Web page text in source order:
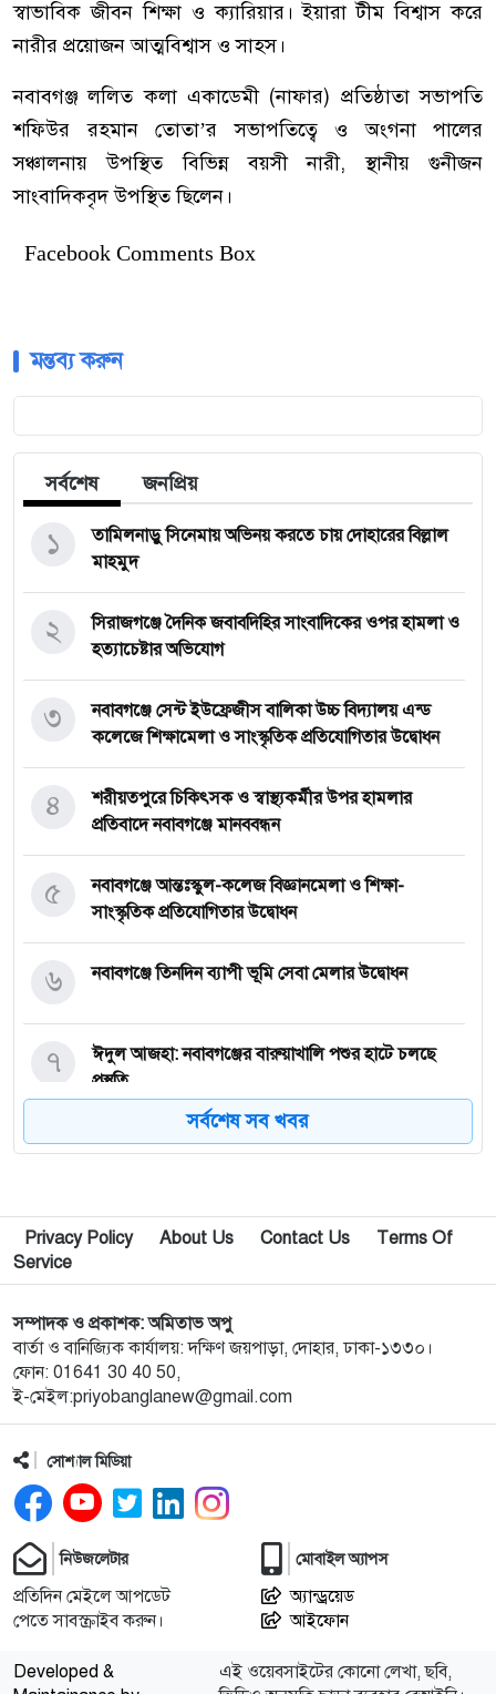
স্বাভাবিক জীবন শিক্ষা ও ক্যারিয়ার। ইয়ারা টীম বিশ্বাস করে
নারীর প্রয়োজন আত্মবিশ্বাস ও সাহস।
নবাবগঞ্জ ললিত কলা একাডেমী (নাফার) প্রতিষ্ঠাতা সভাপতি
শফিউর রহমান তোতা’র সভাপতিত্বে ও অংগনা পালের
সঞ্চালনায় উপস্থিত বিভিন্ন বয়সী নারী, স্থানীয় গুনীজন
সাংবাদিকবৃদ উপস্থিত ছিলেন।
Facebook Comments Box
মন্তব্য করুন
সর্বশেষ জনপ্রিয়
তামিলনাড়ু সিনেমায় অভিনয় করতে চায় দোহারের বিল্লাল
মাহমুদ
১
সিরাজগঞ্জে দৈনিক জবাবদিহির সাংবাদিকের ওপর হামলা ও
হত্যাচেষ্টার অভিযোগ
২
নবাবগঞ্জে সেন্ট ইউফ্রেজীস বালিকা উচ্চ বিদ্যালয় এন্ড
কলেজে শিক্ষামেলা ও সাংস্কৃতিক প্রতিযোগিতার উদ্বোধন
৩
শরীয়তপুরে চিকিৎসক ও স্বাস্থ্যকর্মীর উপর হামলার
প্রতিবাদে নবাবগঞ্জে মানববন্ধন
৪
নবাবগঞ্জে আন্তঃস্কুল-কলেজ বিজ্ঞানমেলা ও শিক্ষা-
সাংস্কৃতিক প্রতিযোগিতার উদ্বোধন
৫
নবাবগঞ্জে তিনদিন ব্যাপী ভূমি সেবা মেলার উদ্বোধন
৬
ঈদুল আজহা: নবাবগঞ্জের বারুয়াখালি পশুর হাটে চলছে
প্রস্তুতি
৭
নবাবগঞ্জে পরিস্কার পরিচ্ছন্নতা অভিযানে এমপি
৮
পপুলার লাইফ ইন্স্যুরেন্স পিএলসির নবাবগঞ্জ অঞ্চলে বার্ষিক
সম্মেলন ও চেক হস্তান্তর
৯
আবু সাঈদ হত্যা মামলা: বেরোবি’র সাবেক ভিসি হাসিবুর
রশীদকে কারাগারে প্রেরণ
১০
দোহারের চৈতাবাতরে মাদকবিরোধী সভা অনুষ্ঠিত
১১
সভা
১২
দোহারে বসতবাড়িতে সংঘবদ্ধ ডাকাতদলের হানা, ৫৫ ভরি
স্বর্ণালংকার ও নগদ টাকা লুট
১৩
অরুণাচল সংঘ চ্যাম্পিয়ন
১৪
সর্বশেষ সব খবর
Privacy Policy About Us Contact Us
Terms Of
Service
সম্পাদক ও প্রকাশক: অমিতাভ অপু
বার্তা ও বানিজ্যিক কার্যালয়: দক্ষিণ জয়পাড়া, দোহার, ঢাকা-১৩৩০।
ফোন: 01641 30 40 50,
ই-মেইল:priyobanglanew@gmail.com
সোশ্যাল মিডিয়া
নিউজলেটার
প্রতিদিন মেইলে আপডেট
পেতে সাবস্ক্রাইব করুন।
মোবাইল অ্যাপস
অ্যান্ড্রয়েড
আইফোন
Developed &
এই ওয়েবসাইটের কোনো লেখা, ছবি,